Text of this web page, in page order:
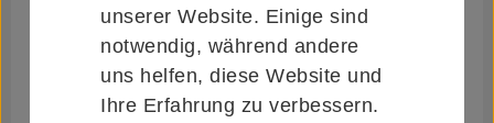
unserer Website. Einige sind
notwendig, während andere
uns helfen, diese Website und
Ihre Erfahrung zu verbessern.